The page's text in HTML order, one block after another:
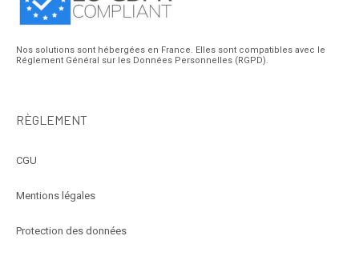
Nos solutions sont hébergées en France. Elles sont compatibles avec le
Réglement Général sur les Données Personnelles (RGPD).
RÈGLEMENT
CGU
Mentions légales
Protection des données